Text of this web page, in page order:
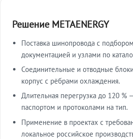
Решение METAENERGY
Поставка шинопровода с
документацией и узлами по
Соединительные и отводные
корпус с рёбрами охлаждения.
Длительная перегрузка до 120 %
паспортом и протоколами на тип.
Применение в проектах с
локальное российское